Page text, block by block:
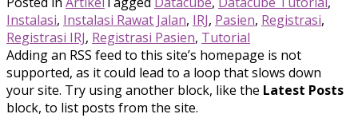
Instalasi, Instalasi Rawat Jalan, IRJ, Pasien, Registrasi,
Registrasi IRJ, Registrasi Pasien, Tutorial
Adding an RSS feed to this site’s homepage is not
supported, as it could lead to a loop that slows down
your site. Try using another block, like the Latest Posts
block, to list posts from the site.